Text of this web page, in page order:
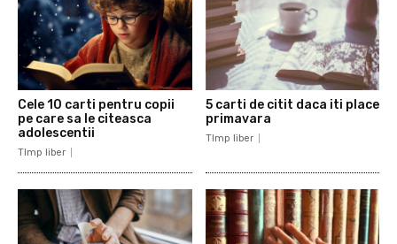
Cele 10 carti pentru copii
pe care sa le citeasca
adolescentii
TImp liber
5 carti de citit daca iti place
primavara
TImp liber